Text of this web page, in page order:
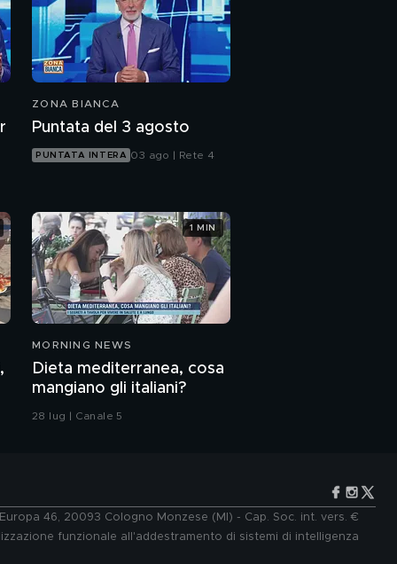
ZONA BIANCA
Puntata del 3 agosto
PUNTATA INTERA 03 ago | Rete 4
MORNING NEWS
Dieta mediterranea, cosa
mangiano gli italiani?
28 lug | Canale 5
1 MIN
46, 20093 Cologno Monzese (MI) - Cap. Soc. int. vers. €
funzionale all'addestramento di sistemi di intelligenza